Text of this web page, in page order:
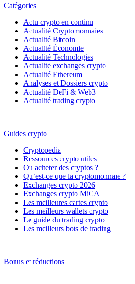
Catégories
Actu crypto en continu
Actualité Cryptomonnaies
Actualité Bitcoin
Actualité Économie
Actualité Technologies
Actualité exchanges crypto
Actualité Ethereum
Analyses et Dossiers crypto
Actualité DeFi & Web3
Actualité trading crypto
Guides crypto
Cryptopedia
Ressources crypto utiles
Ou acheter des cryptos ?
Qu’est-ce que la cryptomonnaie ?
Exchanges crypto 2026
Exchanges crypto MiCA
Les meilleures cartes crypto
Les meilleurs wallets crypto
Le guide du trading crypto
Les meilleurs bots de trading
Bonus et réductions